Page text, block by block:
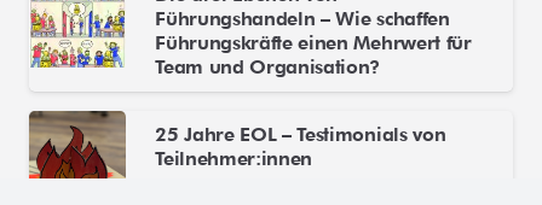
Führungshandeln – Wie schaffen
Führungskräfte einen Mehrwert für
Team und Organisation?
25 Jahre EOL – Testimonials von
Teilnehmer:innen